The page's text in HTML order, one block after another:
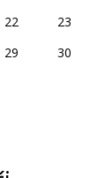
22
23
29
30